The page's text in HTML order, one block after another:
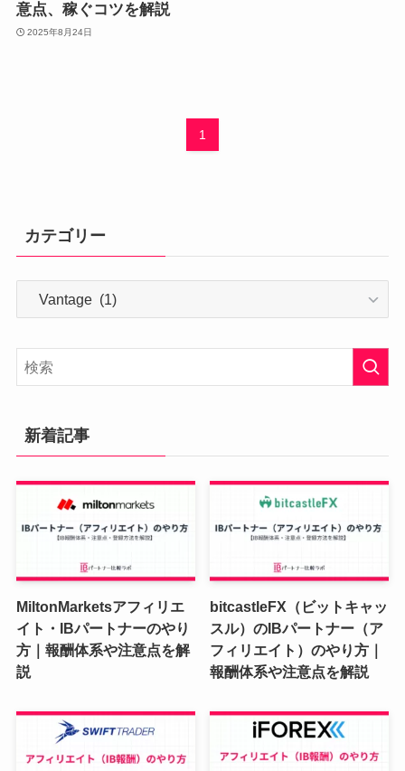
意点、稼ぐコツを解説
2025年8月24日
1
カテゴリー
リ
新着記事
MiltonMarketsアフィリエ
イト・IBパートナーのやり
方｜報酬体系や注意点を解
説
bitcastleFX（ビットキャッ
スル）のIBパートナー（ア
フィリエイト）のやり方｜
報酬体系や注意点を解説